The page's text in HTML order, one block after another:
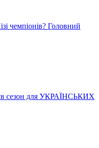
чемпіонів? Головний
сезон для УКРАЇНСЬКИХ